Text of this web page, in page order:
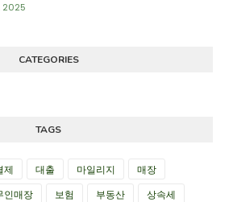
2025
CATEGORIES
TAGS
제 대출 마일리지
매장
인매장 보험 부동산
상속세